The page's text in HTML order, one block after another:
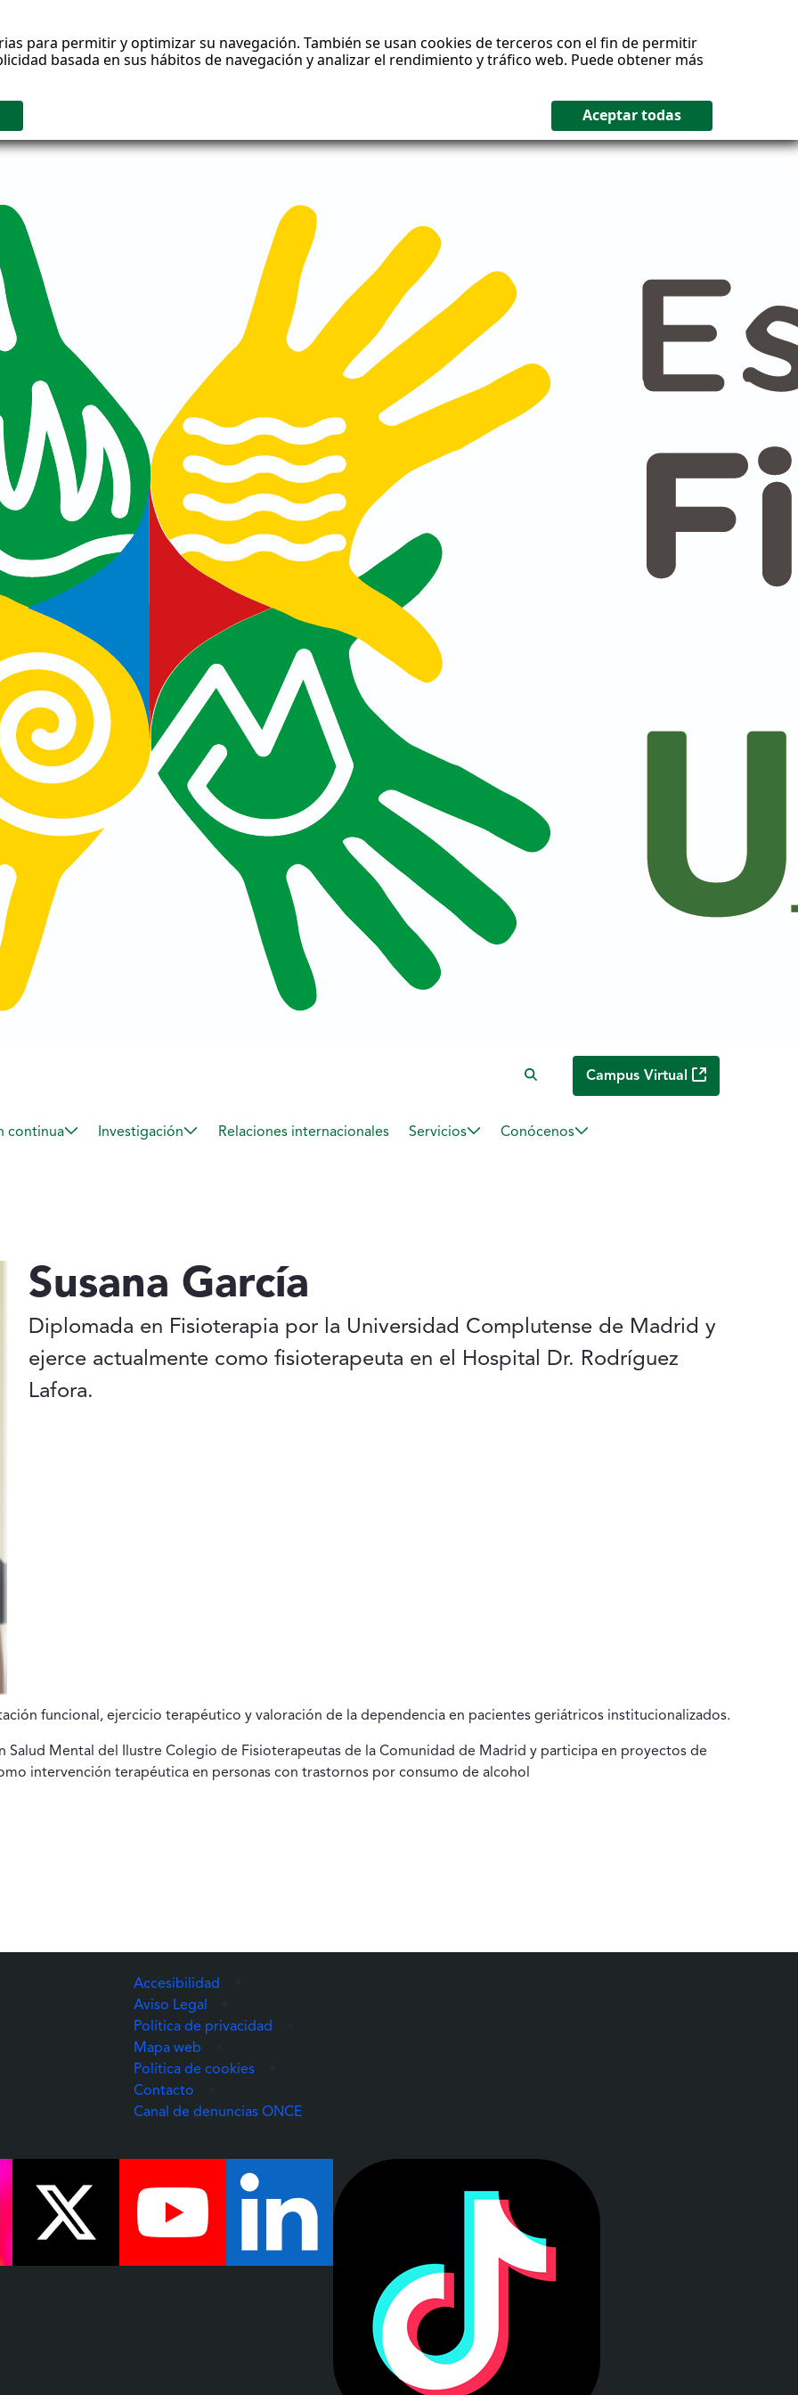
para permitir y optimizar su navegación. También se usan cookies de terceros con el fin de permitir
basada en sus hábitos de navegación y analizar el rendimiento y tráfico web. Puede obtener más
Campus Virtual
continua Investigación Relaciones internacionales Servicios Conócenos
Susana García
Diplomada en Fisioterapia por la Universidad Complutense de Madrid y
ejerce actualmente como fisioterapeuta en el Hospital Dr. Rodríguez
Lafora.
funcional, ejercicio terapéutico y valoración de la dependencia en pacientes geriátricos institucionalizados.
Salud Mental del Ilustre Colegio de Fisioterapeutas de la Comunidad de Madrid y participa en proyectos de
intervención terapéutica en personas con trastornos por consumo de alcohol
Accesibilidad
Aviso Legal
Política de privacidad
Mapa web
Política de cookies
Contacto
Canal de denuncias ONCE(Abre una nueva ventana)